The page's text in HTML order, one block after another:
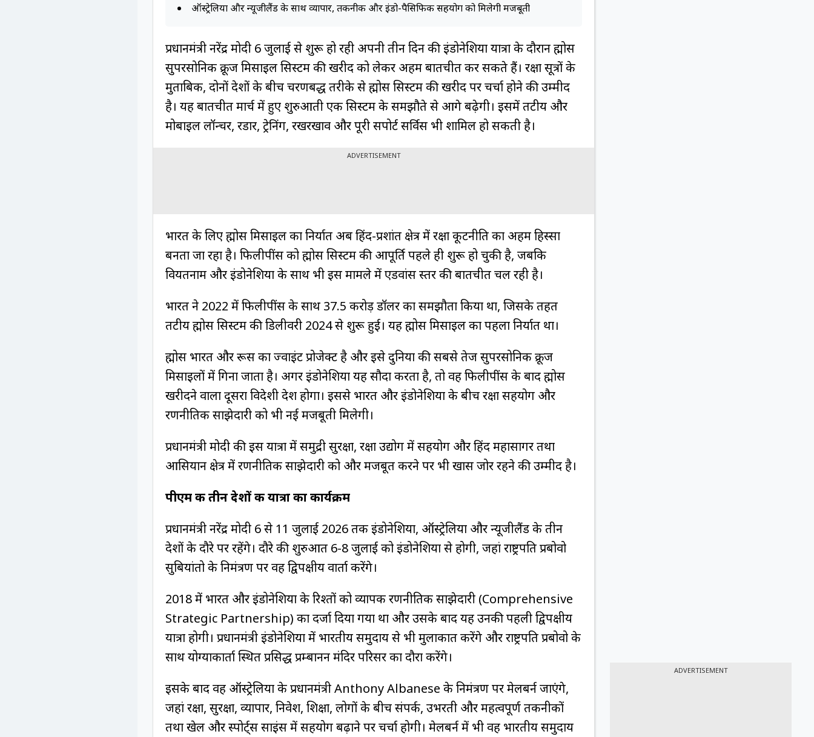
ऑस्ट्रेलिया और न्यूजीलैंड के साथ व्यापार, तकनीक और इंडो-पैसिफिक सहयोग को मिलेगी मजबूती
प्रधानमंत्री नरेंद्र मोदी 6 जुलाई से शुरू हो रही अपनी तीन दिन की इंडोनेशिया यात्रा के दौरान ब्रह्मोस
सुपरसोनिक क्रूज मिसाइल सिस्टम की खरीद को लेकर अहम बातचीत कर सकते हैं। रक्षा सूत्रों के
मुताबिक, दोनों देशों के बीच चरणबद्ध तरीके से ब्रह्मोस सिस्टम की खरीद पर चर्चा होने की उम्मीद
है। यह बातचीत मार्च में हुए शुरुआती एक सिस्टम के समझौते से आगे बढ़ेगी। इसमें तटीय और
मोबाइल लॉन्चर, रडार, ट्रेनिंग, रखरखाव और पूरी सपोर्ट सर्विस भी शामिल हो सकती है।
ADVERTISEMENT
भारत के लिए ब्रह्मोस मिसाइल का निर्यात अब हिंद-प्रशांत क्षेत्र में रक्षा कूटनीति का अहम हिस्सा
बनता जा रहा है। फिलीपींस को ब्रह्मोस सिस्टम की आपूर्ति पहले ही शुरू हो चुकी है, जबकि
वियतनाम और इंडोनेशिया के साथ भी इस मामले में एडवांस स्तर की बातचीत चल रही है।
भारत ने 2022 में फिलीपींस के साथ 37.5 करोड़ डॉलर का समझौता किया था, जिसके तहत
तटीय ब्रह्मोस सिस्टम की डिलीवरी 2024 से शुरू हुई। यह ब्रह्मोस मिसाइल का पहला निर्यात था।
ब्रह्मोस भारत और रूस का ज्वाइंट प्रोजेक्ट है और इसे दुनिया की सबसे तेज सुपरसोनिक क्रूज
मिसाइलों में गिना जाता है। अगर इंडोनेशिया यह सौदा करता है, तो वह फिलीपींस के बाद ब्रह्मोस
खरीदने वाला दूसरा विदेशी देश होगा। इससे भारत और इंडोनेशिया के बीच रक्षा सहयोग और
रणनीतिक साझेदारी को भी नई मजबूती मिलेगी।
प्रधानमंत्री मोदी की इस यात्रा में समुद्री सुरक्षा, रक्षा उद्योग में सहयोग और हिंद महासागर तथा
आसियान क्षेत्र में रणनीतिक साझेदारी को और मजबूत करने पर भी खास जोर रहने की उम्मीद है।
पीएम की तीन देशों की यात्रा का कार्यक्रम
प्रधानमंत्री नरेंद्र मोदी 6 से 11 जुलाई 2026 तक इंडोनेशिया, ऑस्ट्रेलिया और न्यूजीलैंड के तीन
देशों के दौरे पर रहेंगे। दौरे की शुरुआत 6-8 जुलाई को इंडोनेशिया से होगी, जहां राष्ट्रपति प्रबोवो
सुबियांतो के निमंत्रण पर वह द्विपक्षीय वार्ता करेंगे।
2018 में भारत और इंडोनेशिया के रिश्तों को व्यापक रणनीतिक साझेदारी (Comprehensive
Strategic Partnership) का दर्जा दिया गया था और उसके बाद यह उनकी पहली द्विपक्षीय
यात्रा होगी। प्रधानमंत्री इंडोनेशिया में भारतीय समुदाय से भी मुलाकात करेंगे और राष्ट्रपति प्रबोवो के
साथ योग्याकार्ता स्थित प्रसिद्ध प्रम्बानन मंदिर परिसर का दौरा करेंगे।
इसके बाद वह ऑस्ट्रेलिया के प्रधानमंत्री Anthony Albanese के निमंत्रण पर मेलबर्न जाएंगे,
जहां रक्षा, सुरक्षा, व्यापार, निवेश, शिक्षा, लोगों के बीच संपर्क, उभरती और महत्वपूर्ण तकनीकों
तथा खेल और स्पोर्ट्स साइंस में सहयोग बढ़ाने पर चर्चा होगी। मेलबर्न में भी वह भारतीय समुदाय
ADVERTISEMENT